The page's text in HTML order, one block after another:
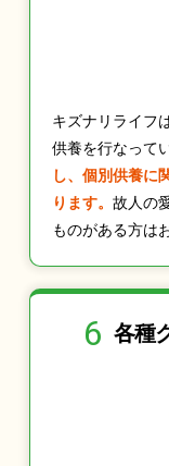
キズナリライフ
供養を行なって
し、個別供養に
ります。 故人の
ものがある方は
6 各種